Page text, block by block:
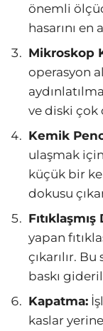
önemli
hasarını en
Mikroskop
operasyon
ve diski çok
Kemik
ulaşmak
küçük bir
dokusu
Fıtıklaşmış
yapan
çıkarılır.
baskı
Kapatma:
kaslar